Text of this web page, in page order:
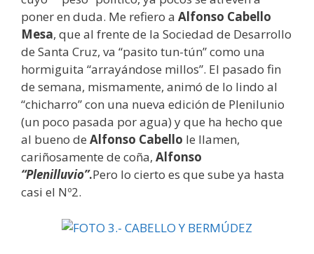
poner en duda. Me refiero a Alfonso Cabello
Mesa, que al frente de la Sociedad de Desarrollo
de Santa Cruz, va “pasito tun-tún” como una
hormiguita “arrayándose millos”. El pasado fin
de semana, mismamente, animó de lo lindo al
“chicharro” con una nueva edición de Plenilunio
(un poco pasada por agua) y que ha hecho que
al bueno de Alfonso Cabello le llamen,
cariñosamente de coña, Alfonso
“Plenilluvio”.Pero lo cierto es que sube ya hasta
casi el Nº2.